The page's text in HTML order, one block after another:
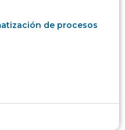
de procesos